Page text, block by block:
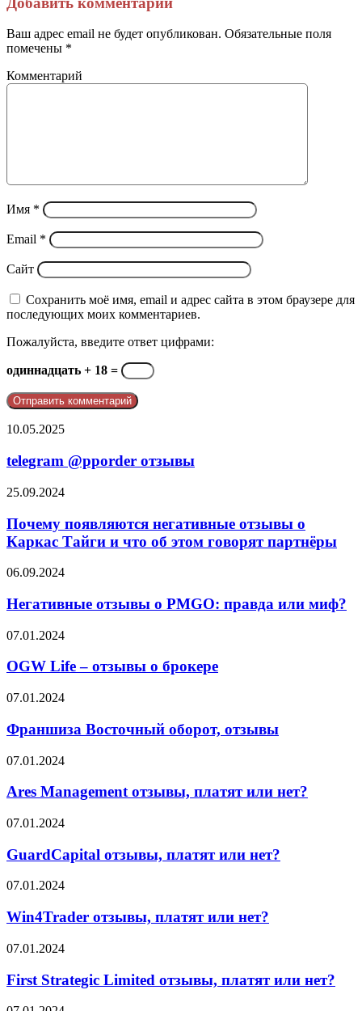
электронную
почту
Ваш адрес email не будет опубликован. Обязательные поля
помечены *
Комментарий
Имя *
Email *
Сайт
Сохранить моё имя, email и адрес сайта в этом браузере для
последующих моих комментариев.
Пожалуйста, введите ответ цифрами:
одиннадцать + 18 =
telegram
отзывы
10.05.2025
telegram @pporder отзывы
Почему
негативные
отзывы
о
Тайги
что
этом
партнёры
25.09.2024
Почему появляются негативные отзывы о
Каркас Тайги и что об этом говорят партнёры
Негативные
о
PMGO:
правда
или
миф?
06.09.2024
Негативные отзывы о PMGO: правда или миф?
OGW
–
о
07.01.2024
OGW Life – отзывы о брокере
Франшиза
оборот,
отзывы
07.01.2024
Франшиза Восточный оборот, отзывы
Ares
отзывы,
или
07.01.2024
Ares Management отзывы, платят или нет?
GuardCapital
платят
или
нет?
07.01.2024
GuardCapital отзывы, платят или нет?
Win4Trader
платят
нет?
07.01.2024
Win4Trader отзывы, платят или нет?
First
Limited
отзывы,
платят
07.01.2024
First Strategic Limited отзывы, платят или нет?